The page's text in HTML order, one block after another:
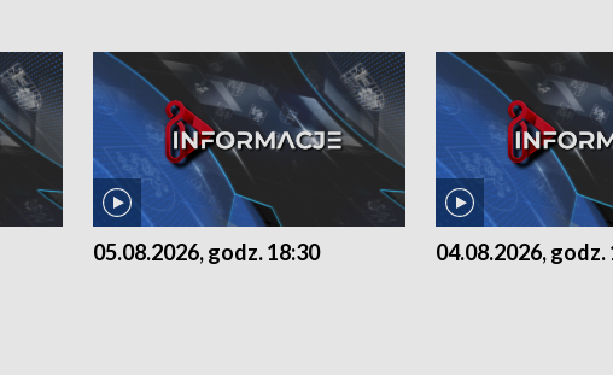
05.08.2026, godz. 18:30 04.08.2026, godz.